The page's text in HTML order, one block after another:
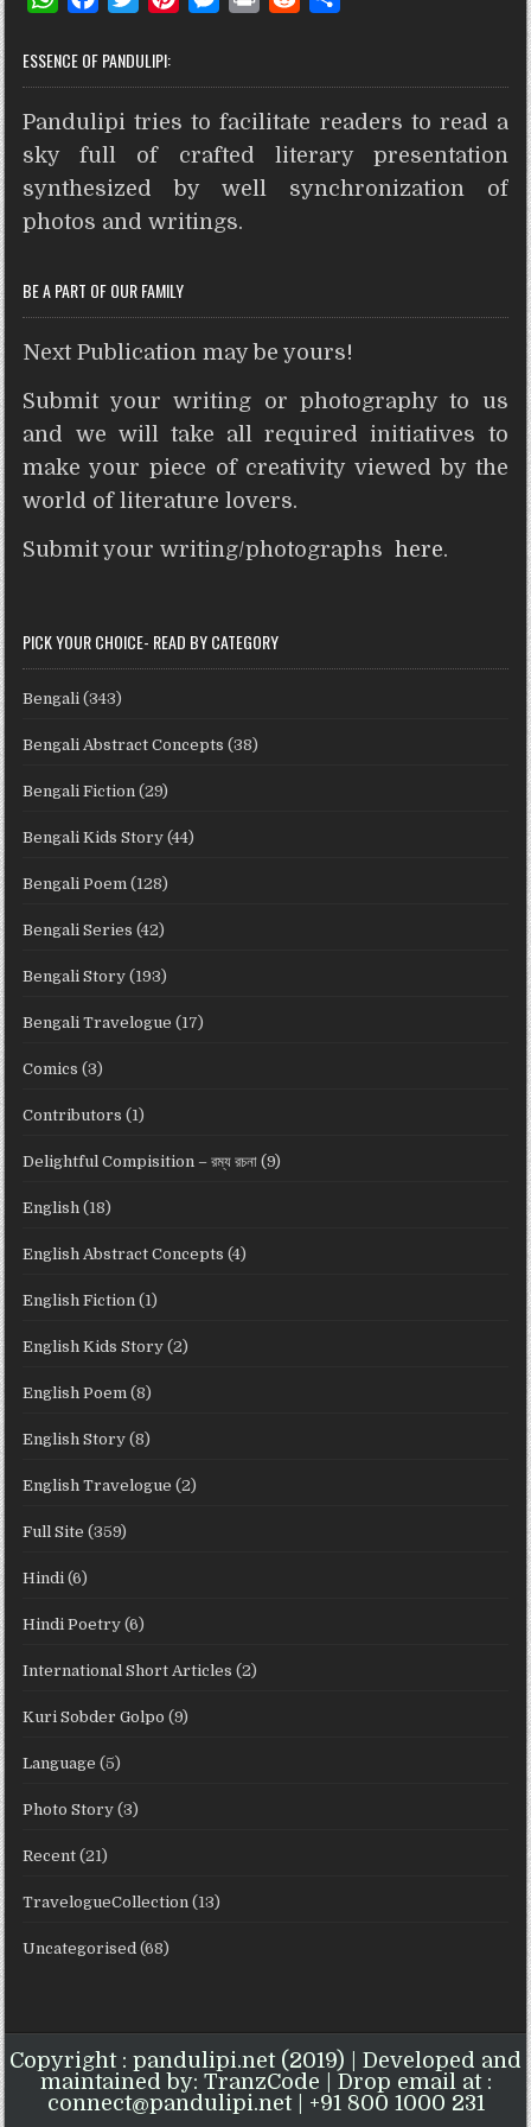
a
t
s
A
p
p
c
e
b
o
o
k
i
t
t
e
r
t
e
r
e
s
s
e
n
g
e
n
t
d
i
t
r
e
ESSENCE OF PANDULIPI:
Pandulipi tries to facilitate readers to read a
sky full of crafted literary presentation
synthesized by well synchronization of
photos and writings.
BE A PART OF OUR FAMILY
Next Publication may be yours!
Submit your writing or photography to us
and we will take all required initiatives to
make your piece of creativity viewed by the
world of literature lovers.
Submit your writing/photographshere.
PICK YOUR CHOICE- READ BY CATEGORY
Bengali (343)
Bengali Abstract Concepts (38)
Bengali Fiction (29)
Bengali Kids Story (44)
Bengali Poem (128)
Bengali Series (42)
Bengali Story (193)
Bengali Travelogue (17)
Comics (3)
Contributors (1)
Delightful Compisition – রম্য রচনা (9)
English (18)
English Abstract Concepts (4)
English Fiction (1)
English Kids Story (2)
English Poem (8)
English Story (8)
English Travelogue (2)
Full Site (359)
Hindi (6)
Hindi Poetry (6)
International Short Articles (2)
Kuri Sobder Golpo (9)
Language (5)
Photo Story (3)
Recent (21)
TravelogueCollection (13)
Uncategorised (68)
Copyright : pandulipi.net (2019) | Developed and
maintained by: TranzCode | Drop email at :
connect@pandulipi.net | +91 800 1000 231